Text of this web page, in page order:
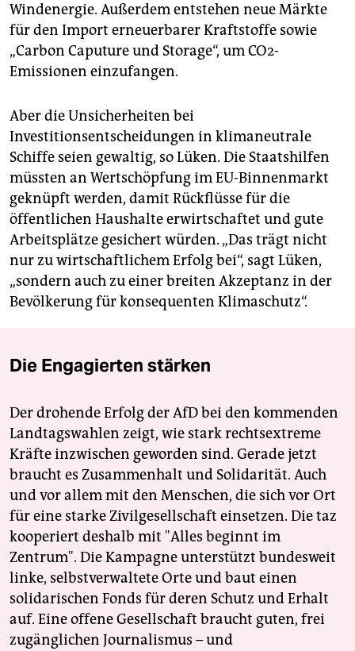
Windenergie. Außerdem entstehen neue Märkte
für den Import erneuerbarer Kraftstoffe sowie
„Carbon Caputure und Storage“, um CO2-
Emissionen einzufangen.
Aber die Unsicherheiten bei
Investitionsentscheidungen in klimaneutrale
Schiffe seien gewaltig, so Lüken. Die Staatshilfen
müssten an Wertschöpfung im EU-Binnenmarkt
geknüpft werden, damit Rückflüsse für die
öffentlichen Haushalte erwirtschaftet und gute
Arbeitsplätze gesichert würden. „Das trägt nicht
nur zu wirtschaftlichem Erfolg bei“, sagt Lüken,
„sondern auch zu einer breiten Akzeptanz in der
Bevölkerung für konsequenten Klimaschutz“.
Die Engagierten stärken
Der drohende Erfolg der AfD bei den kommenden
Landtagswahlen zeigt, wie stark rechtsextreme
Kräfte inzwischen geworden sind. Gerade jetzt
braucht es Zusammenhalt und Solidarität. Auch
und vor allem mit den Menschen, die sich vor Ort
für eine starke Zivilgesellschaft einsetzen. Die taz
kooperiert deshalb mit "Alles beginnt im
Zentrum". Die Kampagne unterstützt bundesweit
linke, selbstverwaltete Orte und baut einen
solidarischen Fonds für deren Schutz und Erhalt
auf. Eine offene Gesellschaft braucht guten, frei
zugänglichen Journalismus – und